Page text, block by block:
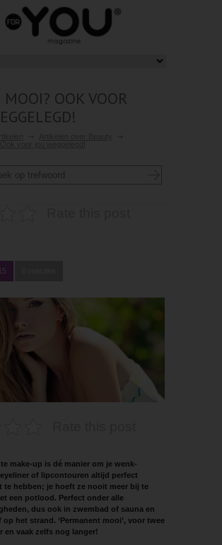
MOOI? OOK VOOR
make-up is dé manier om je wenk­
of lipcontouren altijd perfect
te hebben; je hoeft ze nooit meer bij te
een potlood. Perfect onder alle
dus ook in zwembad of sauna en
op het strand. ‘Permanent mooi’, voor twee
en vaak zelfs nog langer!